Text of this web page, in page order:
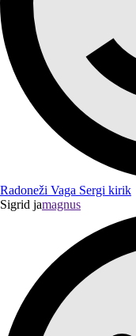
Radoneži Vaga Sergi kirik
Sigrid jamagnus